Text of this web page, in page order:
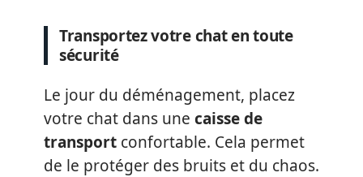
Transportez votre chat en toute
sécurité
Le jour du déménagement, placez
votre chat dans une caisse de
transport confortable. Cela permet
de le protéger des bruits et du chaos.